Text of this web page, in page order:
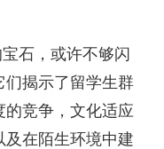
石，或许不够闪
们揭示了留学生群
竞争，文化适应
及在陌生环境中建